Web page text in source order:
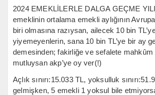
2024 EMEKLİLERLE DALGA GEÇME
emeklinin ortalama emekli aylığının
biri olmasına razıysan, ailecek 10 bin
yiyemeyenlerin, sana 10 bin TL’ye bir ay
demesinden; fakirliğe ve sefalete
mutluysan akp’ye oy ver(!)
Açlık sınırı:15.033 TL, yoksulluk
gelmişken, 5 emekli 1 yoksul bile